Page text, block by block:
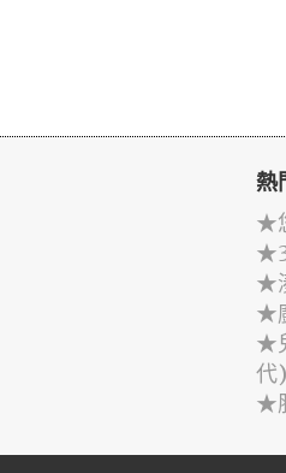
熱
★
★
★
★
★